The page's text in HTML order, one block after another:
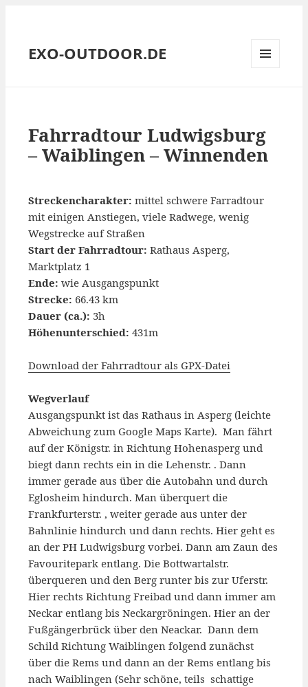
EXO-OUTDOOR.DE
Fahrradtour Ludwigsburg
– Waiblingen – Winnenden
Streckencharakter: mittel schwere Farradtour
mit einigen Anstiegen, viele Radwege, wenig
Wegstrecke auf Straßen
Start der Fahrradtour: Rathaus Asperg,
Marktplatz 1
Ende: wie Ausgangspunkt
Strecke: 66.43 km
Dauer (ca.): 3h
Höhenunterschied:431m
Download der Fahrradtour als GPX-Datei
Wegverlauf
Ausgangspunkt ist das Rathaus in Asperg (leichte
Abweichung zum Google Maps Karte). Man fährt
auf der Königstr. in Richtung Hohenasperg und
biegt dann rechts ein in die Lehenstr. . Dann
immer gerade aus über die Autobahn und durch
Eglosheim hindurch. Man überquert die
Frankfurterstr. , weiter gerade aus unter der
Bahnlinie hindurch und dann rechts. Hier geht es
an der PH Ludwigsburg vorbei. Dann am Zaun des
Favouritepark entlang. Die Bottwartalstr.
überqueren und den Berg runter bis zur Uferstr.
Hier rechts Richtung Freibad und dann immer am
Neckar entlang bis Neckargröningen. Hier an der
Fußgängerbrück über den Neackar. Dann dem
Schild Richtung Waiblingen folgend zunächst
über die Rems und dann an der Rems entlang bis
nach Waiblingen (Sehr schöne, teils schattige